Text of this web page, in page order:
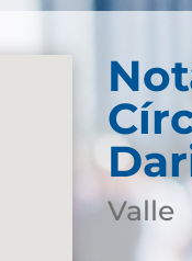
Valle